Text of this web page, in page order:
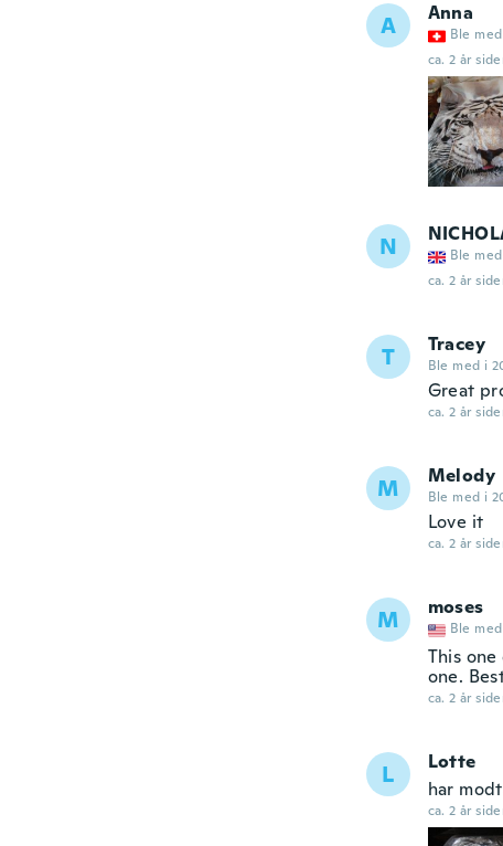
A Anna
Ble
ca. 2 år
N Ble
ca. 2 år
T Tracey
Ble med i
Great
ca. 2 år
M Melody
Ble med i
Love it
ca. 2 år
M moses
Ble
This
one.
ca. 2 år
L
Lotte
har
ca. 2 år